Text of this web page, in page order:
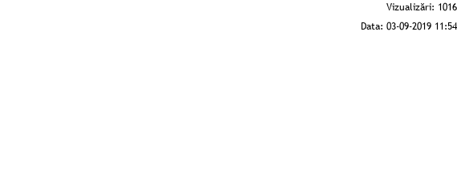
Vizualizări: 1016
Data: 03-09-2019 11:54